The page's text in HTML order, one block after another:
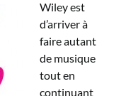
Wiley est
d’arriver à
faire autant
de musique
tout en
continuant